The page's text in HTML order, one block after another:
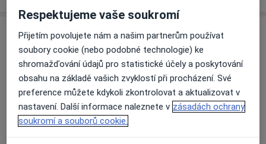
zdravotnického povolání zubního lékaře na území
Služby a ceník služeb
Bělení zubů
Od 1 000 Kč Detaily
Endodontické konzultace
Detaily
Respektujeme vaše soukromí
Přijetím povolujete nám a našim partnerům používat
soubory cookie (nebo podobné technologie) ke
shromažďování údajů pro statistické účely a poskytování
obsahu na základě vašich zvyklostí při procházení. Své
preference můžete kdykoli zkontrolovat a aktualizovat v
nastavení. Další informace naleznete v zásadách ochrany
soukromí a souborů cookie.